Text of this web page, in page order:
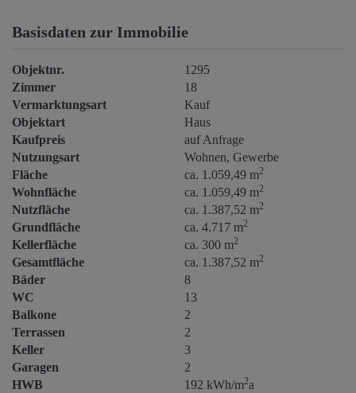
Basisdaten zur Immobilie
Objektnr.
1295
Zimmer
18
Vermarktungsart
Kauf
Objektart
Haus
Kaufpreis
auf Anfrage
Nutzungsart
Wohnen Gewerbe
Fläche
ca. 1.059,49 m2
Wohnfläche ca. 1.059,49 m2
Nutzfläche ca. 1.387,52 m2
Grundfläche ca. 4.717 m2
Kellerfläche ca. 300 m2
Gesamtfläche ca. 1.387,52 m2
Bäder
8
WC
13
Balkone
2
Terrassen
2
Keller
3
Garagen
2
HWB
192 kWh/m2a